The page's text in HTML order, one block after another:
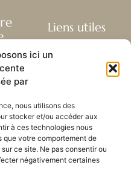
ici un
par
nous utilisons des
stocker et/ou accéder aux
à ces technologies nous
que votre comportement de
ce site. Ne pas consentir ou
négativement certaines
et
Liens utiles
Bibliothèque
Centre de